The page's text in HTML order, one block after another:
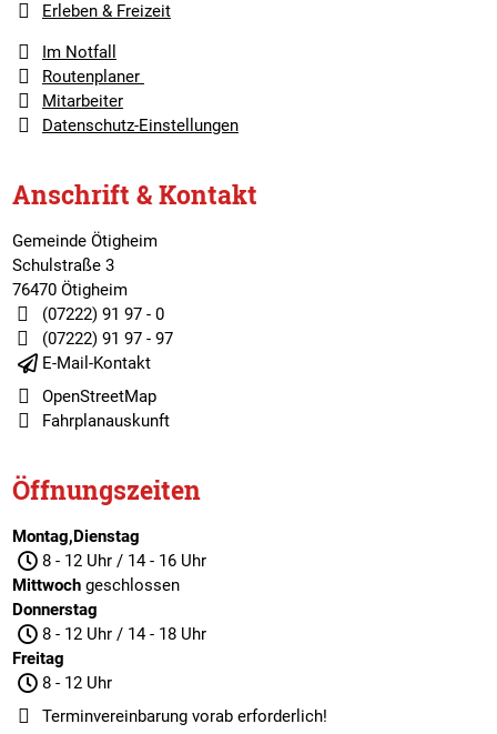
Erleben & Freizeit
Im Notfall
Routenplaner
Mitarbeiter
Datenschutz-Einstellungen
Anschrift & Kontakt
Gemeinde Ötigheim
Schulstraße 3
76470 Ötigheim
(07222) 91 97 - 0
(07222) 91 97 - 97
E-Mail-Kontakt
OpenStreetMap
Fahrplanauskunft
Öffnungszeiten
Montag,Dienstag
8 - 12 Uhr / 14 - 16 Uhr
Mittwochgeschlossen
Donnerstag
8 - 12 Uhr / 14 - 18 Uhr
Freitag
8 - 12 Uhr
Terminvereinbarungvorab erforderlich!